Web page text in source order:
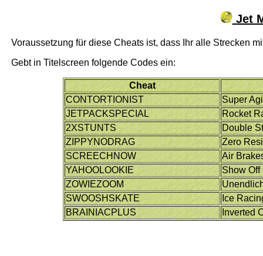
Jet
Voraussetzung für diese Cheats ist, dass Ihr alle Strecken
Gebt in Titelscreen folgende Codes ein:
Cheat
CONTORTIONIST
Super
JETPACKSPECIAL
Rocket
2XSTUNTS
Double
ZIPPYNODRAG
Zero
SCREECHNOW
Air
YAHOOLOOKIE
Show Off
ZOWIEZOOM
SWOOSHSKATE
Ice
BRAINIACPLUS
Inverted